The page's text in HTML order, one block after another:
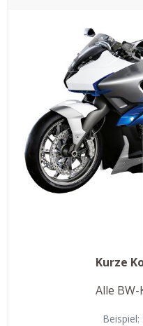
Kurze
Alle
Beispiel: